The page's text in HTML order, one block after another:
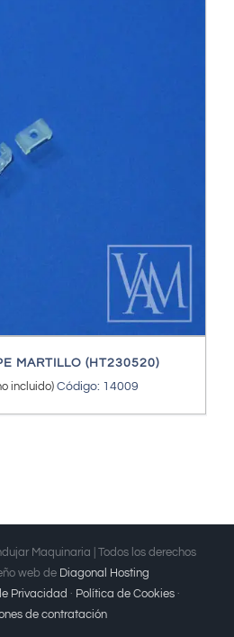
MARTILLO (HT230520)
incluido) Código: 14009
Maquinaria | Todos los derechos
web de Diagonal Hosting
Privacidad · Política de Cookies ·
de contratación